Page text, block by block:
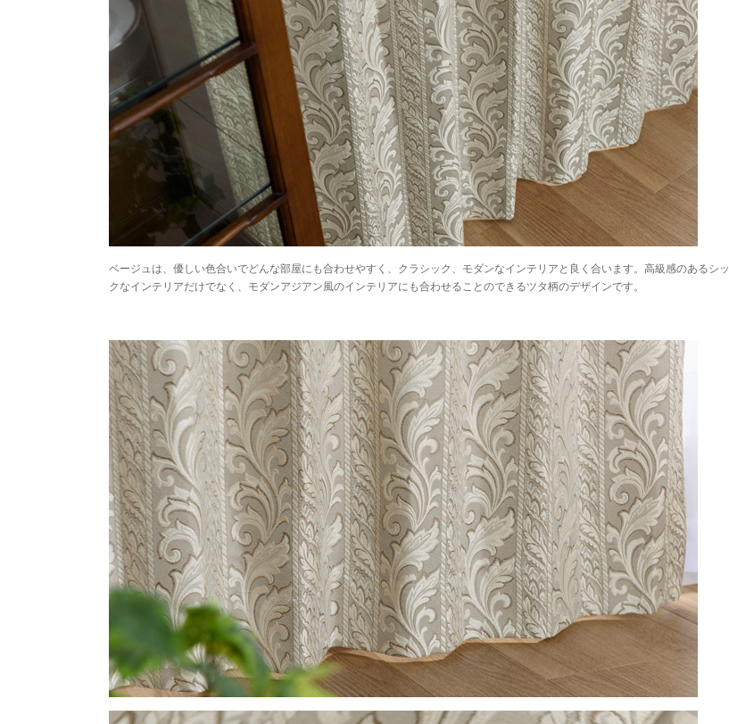
ベージュは、優しい色合いでどんな部屋にも合わせやすく、クラシック、モダンなインテリアと良く合います。高級感のあるシッ
クなインテリアだけでなく、モダンアジアン風のインテリアにも合わせることのできるツタ柄のデザインです。